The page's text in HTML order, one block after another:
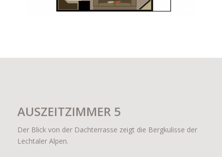
AUSZEITZIMMER 5
Der Blick von der Dachterrasse zeigt die Bergkulisse der
Lechtaler Alpen.